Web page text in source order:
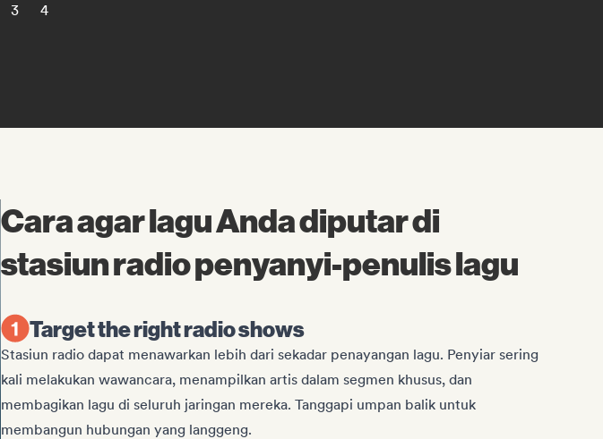
3 4
Cara agar lagu Anda diputar di
stasiun radio penyanyi-penulis lagu
Target the right radio shows
Stasiun radio dapat menawarkan lebih dari sekadar penayangan lagu. Penyiar sering
kali melakukan wawancara, menampilkan artis dalam segmen khusus, dan
membagikan lagu di seluruh jaringan mereka. Tanggapi umpan balik untuk
membangun hubungan yang langgeng.